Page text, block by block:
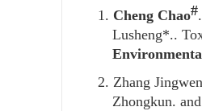
1. Cheng Chao#
Lusheng*..
2. Zhang
Zhongkun.